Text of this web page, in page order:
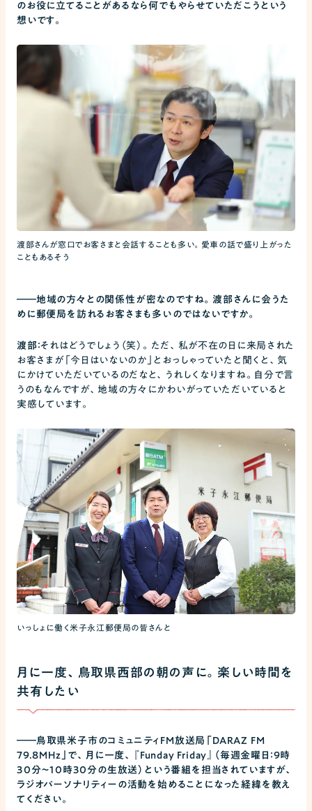
のお役に立てることがあるなら何でもやらせていただこうという
想いです。
渡部さんが窓口でお客さまと会話することも多い。愛車の話で盛り上がった
こともあるそう
――地域の方々との関係性が密なのですね。渡部さんに会うた
めに郵便局を訪れるお客さまも多いのではないですか。
渡部：それはどうでしょう（笑）。ただ、私が不在の日に来局された
お客さまが「今日はいないのか」とおっしゃっていたと聞くと、気
にかけていただいているのだなと、うれしくなりますね。自分で言
うのもなんですが、地域の方々にかわいがっていただいていると
実感しています。
いっしょに働く米子永江郵便局の皆さんと
月に一度、鳥取県西部の朝の声に。楽しい時間を
共有したい
――鳥取県米子市のコミュニティFM放送局「DARAZ FM
79.8MHz」で、月に一度、『Funday Friday』（毎週金曜日：9時
30分〜10時30分の生放送）という番組を担当されていますが、
ラジオパーソナリティーの活動を始めることになった経緯を教え
てください。